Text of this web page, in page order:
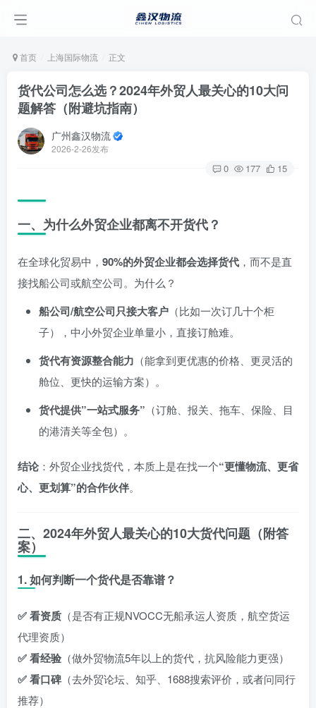
首页 上海国际物流 正文
货代公司怎么选？2024年外贸人最关心的10大问
题解答（附避坑指南）
广州鑫汉物流
2026-2-26发布
0 177 15
一、为什么外贸企业都离不开货代？
在全球化贸易中， 90%的外贸企业都会选择货代 ，而不是直
接找船公司或航空公司。为什么？
船公司/航空公司只接大客户 （比如一次订几十个柜
子），中小外贸企业单量小，直接订舱难。
货代有资源整合能力 （能拿到更优惠的价格、更灵活的
舱位、更快的运输方案）。
货代提供”一站式服务” （订舱、报关、拖车、保险、目
的港清关等全包）。
结论：外贸企业找货代，本质上是在找一个“更懂物流、更省
心、更划算”的合作伙伴。
二、2024年外贸人最关心的10大货代问题（附答
案）
1. 如何判断一个货代是否靠谱？
✅ 看资质 （是否有正规NVOCC无船承运人资质，航空货运
代理资质）
✅ 看经验（做外贸物流5年以上的货代，抗风险能力更强）
✅ 看口碑 （去外贸论坛、知乎、1688搜索评价，或者问同行
推荐）